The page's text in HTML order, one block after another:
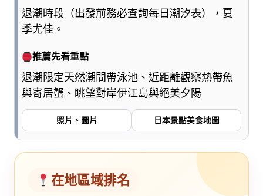
退潮時段（出發前務必查詢每日潮汐表），夏
季尤佳。
推薦先看重點
退潮限定天然潮間帶泳池、近距離觀察熱帶魚
與寄居蟹、眺望對岸伊江島與絕美夕陽
照片、圖片 日本景點美食地圖
在地區域排名